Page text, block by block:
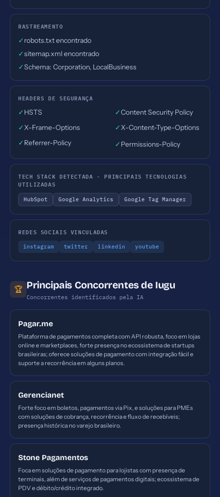
RASTREAMENTO
✓ robots.txt encontrado
✓sitemap.xml encontrado
✓Schema: Corporation, LocalBusiness
HEADERS DE SEGURANÇA
✓ HSTS ✓Content Security Policy
✓X-Frame-Options ✓X-Content-Type-Options
✓ Referrer-Policy ✓ Permissions-Policy
TECH STACK DETECTADA - PRINCIPAIS TECNOLOGIAS
UTILIZADAS
HubSpot Google Analytics Google Tag Manager
REDES SOCIAIS VINCULADAS
instagram twitter linkedin youtube
🏆 Principais Concorrentes de Iugu
Concorrentes identificados pela IA
Pagar.me
Plataforma de pagamentos completa com API robusta, foco em lojas
online e marketplaces, forte presença no ecossistema de startups
brasileiras; oferece soluções de pagamento com integração fácil e
suporte a recorrência em alguns planos.
Gerencianet
Forte foco em boletos, pagamentos via Pix, e soluções para PMEs
com soluções de cobrança, recorrência e fluxo de recebíveis;
presença histórica no varejo brasileiro.
Stone Pagamentos
Foca em soluções de pagamento para lojistas com presença de
terminais, além de serviços de pagamentos digitais; ecossistema de
PDV e débito/crédito integrado.